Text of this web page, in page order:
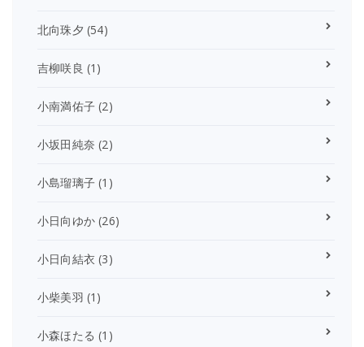
北向珠夕 (54)
吉柳咲良 (1)
小南満佑子 (2)
小坂田純奈 (2)
小島瑠璃子 (1)
小日向ゆか (26)
小日向結衣 (3)
小柴美羽 (1)
小森ほたる (1)